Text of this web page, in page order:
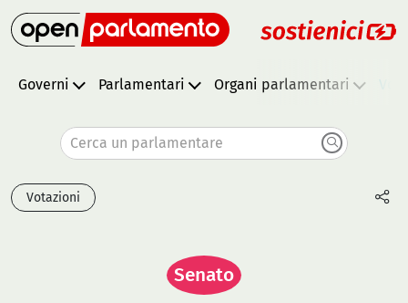
Governi Parlamentari Organi parlamentari
Cerca un parlamentare
Votazioni
Senato